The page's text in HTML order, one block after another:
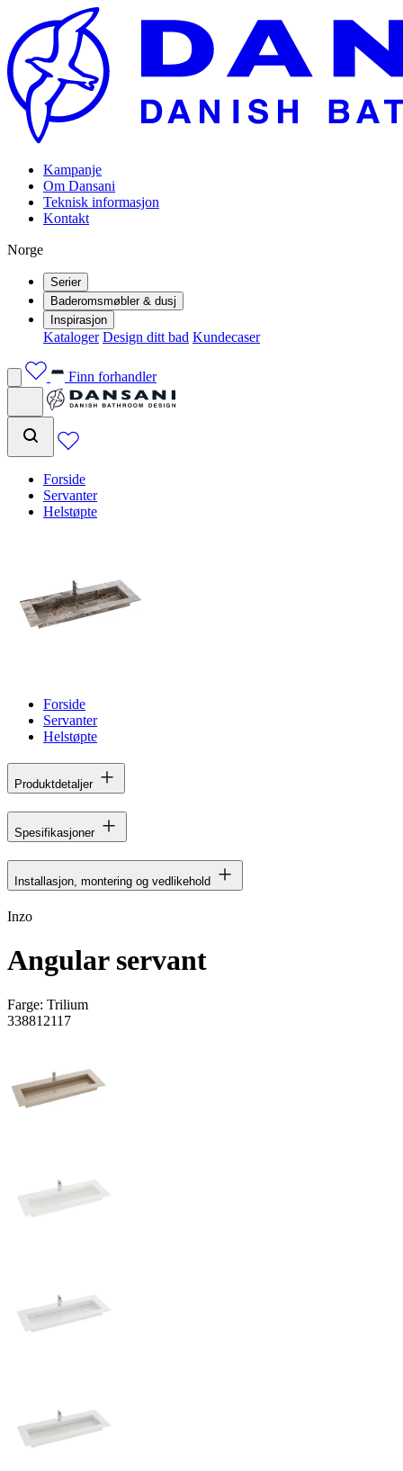
Kampanje
Om Dansani
Teknisk informasjon
Kontakt
Norge
Serier
Baderomsmøbler & dusj
Inspirasjon
Kataloger Design ditt bad Kundecaser
Finn forhandler
Forside
Servanter
Helstøpte
Forside
Servanter
Helstøpte
Produktdetaljer
Spesifikasjoner
Installasjon, montering og vedlikehold
Inzo
Angular servant
Farge: Trilium
338812117